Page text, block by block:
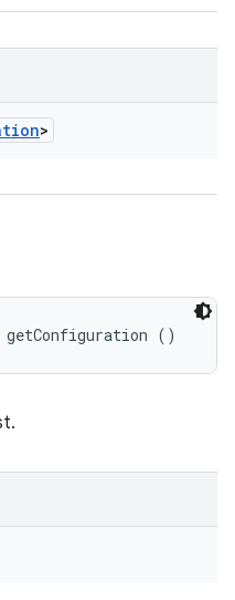
>
getConfiguration ()